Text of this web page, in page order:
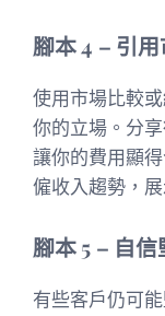
腳本 4 – 引
使用市場比較
你的立場。分
讓你的費用顯
僱收入趨勢，
腳本 5 – 自
有些客戶仍可